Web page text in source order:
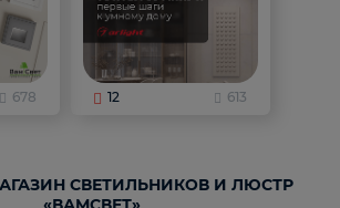
678 12 613
СВЕТИЛЬНИКОВ И ЛЮСТР